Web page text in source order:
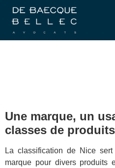
Une marque, un
classes de
La classification de Nice
marque pour divers produits